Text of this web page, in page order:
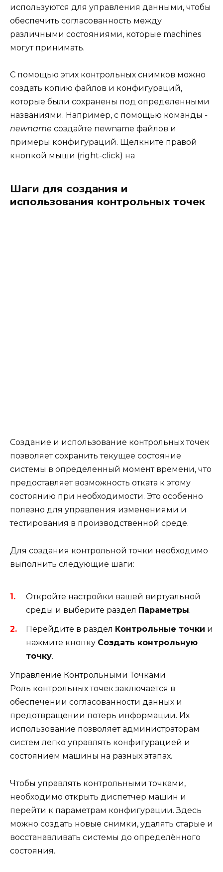
используются для управления данными, чтобы
обеспечить согласованность между
различными состояниями, которые machines
могут принимать.
С помощью этих контрольных снимков можно
создать копию файлов и конфигураций,
которые были сохранены под определенными
названиями. Например, с помощью команды -
newname создайте newname файлов и
примеры конфигураций. Щелкните правой
кнопкой мыши (right-click) на
Шаги для создания и
использования контрольных точек
Создание и использование контрольных точек
позволяет сохранить текущее состояние
системы в определенный момент времени, что
предоставляет возможность отката к этому
состоянию при необходимости. Это особенно
полезно для управления изменениями и
тестирования в производственной среде.
Для создания контрольной точки необходимо
выполнить следующие шаги:
Откройте настройки вашей виртуальной
среды и выберите раздел Параметры.
Перейдите в раздел Контрольные точки и
нажмите кнопку Создать контрольную
точку.
Управление Контрольными Точками
Роль контрольных точек заключается в
обеспечении согласованности данных и
предотвращении потерь информации. Их
использование позволяет администраторам
систем легко управлять конфигурацией и
состоянием машины на разных этапах.
Чтобы управлять контрольными точками,
необходимо открыть диспетчер машин и
перейти к параметрам конфигурации. Здесь
можно создать новые снимки, удалять старые и
восстанавливать системы до определённого
состояния.